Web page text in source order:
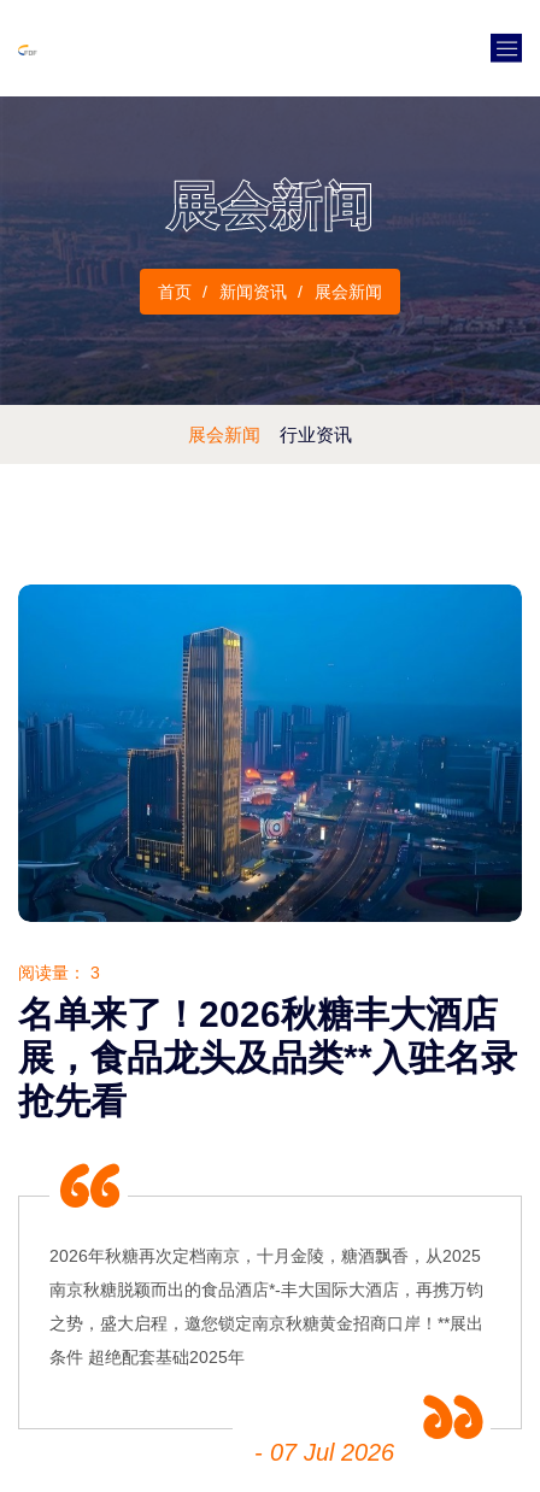
展会新闻
首页 新闻资讯 展会新闻
展会新闻 行业资讯
阅读量： 3
名单来了！2026秋糖丰大酒店
展，食品龙头及品类**入驻名录
抢先看
2026年秋糖再次定档南京，十月金陵，糖酒飘香，从2025
南京秋糖脱颖而出的食品酒店*-丰大国际大酒店，再携万钧
之势，盛大启程，邀您锁定南京秋糖黄金招商口岸！**展出
条件 超绝配套基础2025年
- 07 Jul 2026